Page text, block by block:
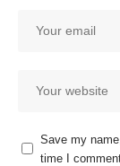
Save my
time I